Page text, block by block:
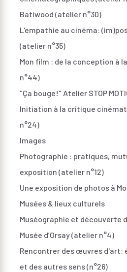
Batiwood (atelier n°30)
L'empathie au cinéma:
(atelier n°35)
Mon film : de la conception à
n°44)
"Ça bouge!" Atelier STOP
Initiation à la critique
n°24)
Images
Photographie : pratiques,
exposition (atelier n°12)
Une exposition de photos à
Musées & lieux culturels
Muséographie et découverte
Musée d’Orsay (atelier n°4)
Rencontrer des œuvres d'art:
et des autres sens (n°26)